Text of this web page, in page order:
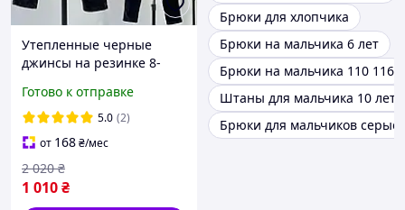
Утепленные черные
джинсы на резинке 8-
мальчика подростка
подростковые тёплые
джинсовые удобные
брюки на флисе
Готово к отправке
5.0 (2)
от 168₴/мес
1 010₴
2 020 ₴
Брюки для хлопчика
Брюки на мальчика 6 лет
Брюки на мальчика 110 116
Штаны для мальчика 10 лет
Брюки для мальчиков серые